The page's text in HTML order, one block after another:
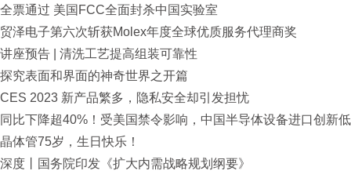
全票通过 美国FCC全面封杀中国实验室
贸泽电子第六次斩获Molex年度全球优质服务代理商奖
讲座预告 | 清洗工艺提高组装可靠性
探究表面和界面的神奇世界之开篇
CES 2023 新产品繁多，隐私安全却引发担忧
同比下降超40%！受美国禁令影响，中国半导体设备进口创新
晶体管75岁，生日快乐！
深度丨国务院印发《扩大内需战略规划纲要》